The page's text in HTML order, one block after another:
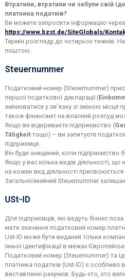
Втратили, втратили чи забули свій
платника податків?
Ви можете запросити інформацію
https://www.bzst.de/SiteGlobals/
Термін розгляду до чотирьох тижнів.
поштою.
Steuernummer
Податковий номер (Steuernummer)
першої податкової декларації (
змінюватися у зв’язку зі зміною місця
також фінансамт на власний розсуд
Якщо ви відкриваєте підприємство (
Tätigkeit тощо) – ви запитуєте
підприємця.
Він буде знищений, коли підприємство
Якщо у вас кілька видів діяльності, що
на кожен вид діяльності присвоюється
Загальнісімейний Steuernummer
USt-ID
Для підприємців, які ведуть бізнес
мати значення податковий номер
Ust-ID може бути виданий тільки
їхньої ідентифікації в межах
Податковий номер (Steuernummer) та
платника податків (Ust-ID) є особливо
виставленні рахунків. Будь-хто, хто